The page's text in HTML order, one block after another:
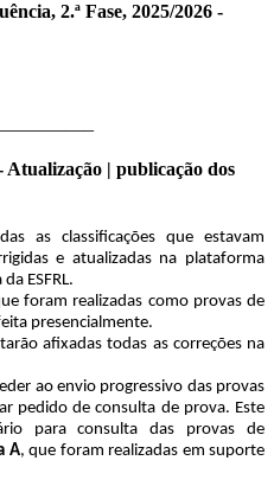
2.ª Fase, 2025/2026 -
| publicação dos
as classificações que estavam
e atualizadas na plataforma
ESFRL.
foram realizadas como provas de
presencialmente.
afixadas todas as correções na
ao envio progressivo das provas
pedido de consulta de prova. Este
para consulta das provas de
A, que foram realizadas em suporte